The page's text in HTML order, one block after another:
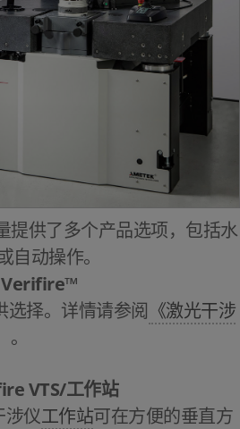
提供了多个产品选项，包括水
自动操作。
Verifire™
选择。详情请参阅 《激光干涉
。
VTS/工作站
涉仪工作站可在方便的垂直方